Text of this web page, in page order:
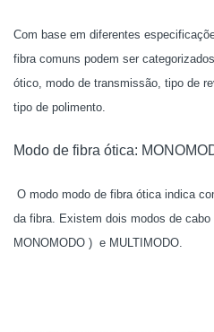
Com base em diferentes
fibra comuns podem ser
ótico, modo de transmissão, tipo de
tipo de polimento.
Modo de fibra ótica:
O modo modo de fibra ótica indica
da fibra. Existem dois modos de
MONOMODO ) e MULTIMODO.